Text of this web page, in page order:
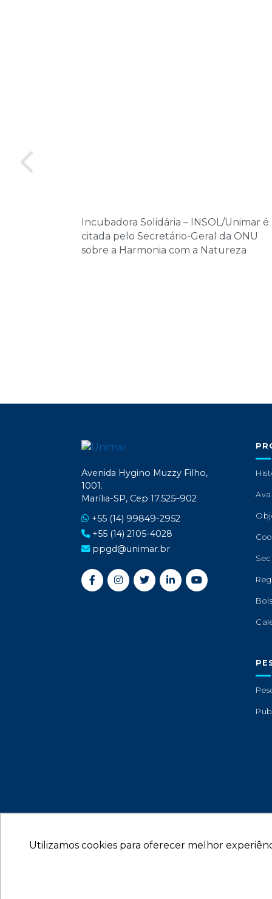
Utilizamos cookies para oferecer melhor
Incubadora Solidária – INSOL/Unimar é
citada pelo Secretário-Geral da ONU
sobre a Harmonia com a Natureza
Avenida Hygino Muzzy Filho,
1001.
Marília-SP, Cep 17.525–902
+55 (14) 99849-2952
+55 (14) 2105-4028
ppgd@unimar.br